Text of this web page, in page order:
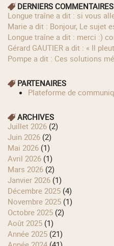
DERNIERS COMMENTAIRES
longue traîne a dit : si vous
Marie a dit : Bonjour, Le sujet
longue traîne a dit : merci :)
Gérard GAUTIER a dit : « Il
Pompe a dit : Ces solutions
PARTENAIRES
Plateforme de
ARCHIVES
juillet 2026 (2)
juin 2026 (2)
mai 2026 (1)
avril 2026 (1)
mars 2026 (2)
janvier 2026 (1)
décembre 2025 (4)
novembre 2025 (1)
octobre 2025 (2)
août 2025 (1)
année 2025 (21)